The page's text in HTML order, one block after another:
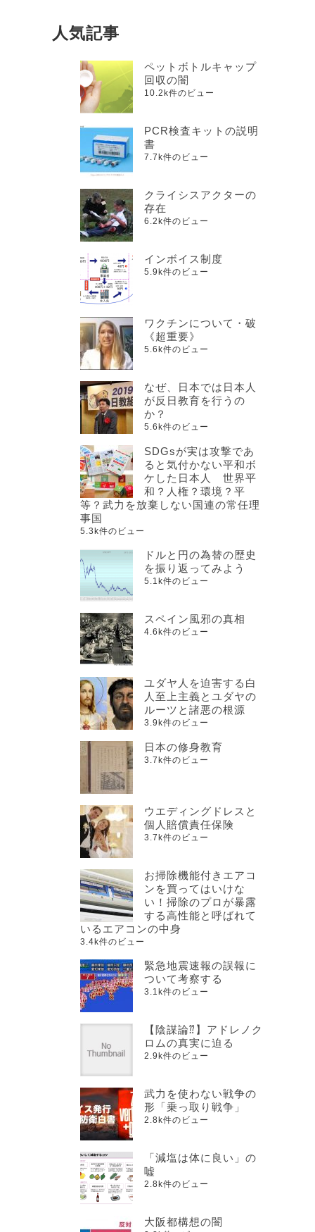
人気記事
ペットボトルキャップ
回収の闇
10.2k件のビュー
PCR検査キットの説明
書
7.7k件のビュー
クライシスアクターの
存在
6.2k件のビュー
インボイス制度
5.9k件のビュー
ワクチンについて・破
《超重要》
5.6k件のビュー
なぜ、日本では日本人
が反日教育を行うの
か？
5.6k件のビュー
SDGsが実は攻撃であ
ると気付かない平和ボ
ケした日本人 世界平
和？人権？環境？平
等？武力を放棄しない国連の常任理
事国
5.3k件のビュー
ドルと円の為替の歴史
を振り返ってみよう
5.1k件のビュー
スペイン風邪の真相
4.6k件のビュー
ユダヤ人を迫害する白
人至上主義とユダヤの
ルーツと諸悪の根源
3.9k件のビュー
日本の修身教育
3.7k件のビュー
ウエディングドレスと
個人賠償責任保険
3.7k件のビュー
お掃除機能付きエアコ
ンを買ってはいけな
い！掃除のプロが暴露
する高性能と呼ばれて
いるエアコンの中身
3.4k件のビュー
緊急地震速報の誤報に
ついて考察する
3.1k件のビュー
【陰謀論⁇】アドレノク
ロムの真実に迫る
2.9k件のビュー
武力を使わない戦争の
形「乗っ取り戦争」
2.8k件のビュー
「減塩は体に良い」の
嘘
2.8k件のビュー
大阪都構想の闇